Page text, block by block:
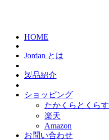
HOME
Jordan とは
製品紹介
ショッピング
たかくらとくらす
楽天
Amazon
お問い合わせ